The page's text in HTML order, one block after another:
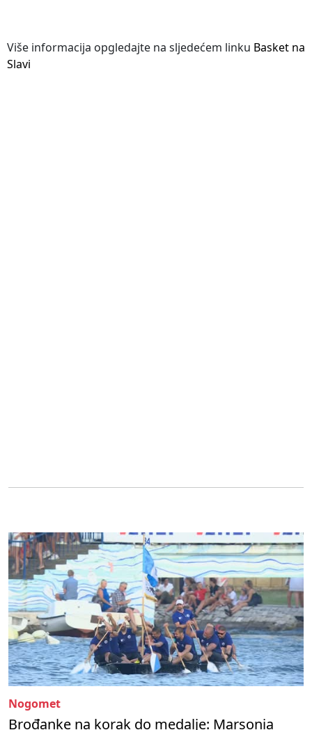
Više informacija opgledajte na sljedećem linku Basket na
Slavi
Nogomet
Brođanke na korak do medalje: Marsonia